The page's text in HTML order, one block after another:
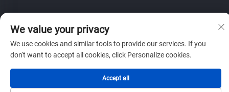
We value your privacy
We use cookies and similar tools to provide our services. If you
don't want to accept all cookies, click Personalize cookies.
Accept all